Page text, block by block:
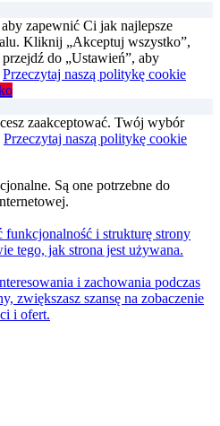
zapewnić Ci jak najlepsze
Kliknij „Akceptuj wszystko”,
do „Ustawień”, aby
Przeczytaj naszą politykę cookie
zaakceptować. Twój wybór
Przeczytaj naszą politykę cookie
Są one potrzebne do
i strukturę strony
tego, jak strona jest używana.
i zachowania podczas
zwiększasz szansę na zobaczenie
i ofert.